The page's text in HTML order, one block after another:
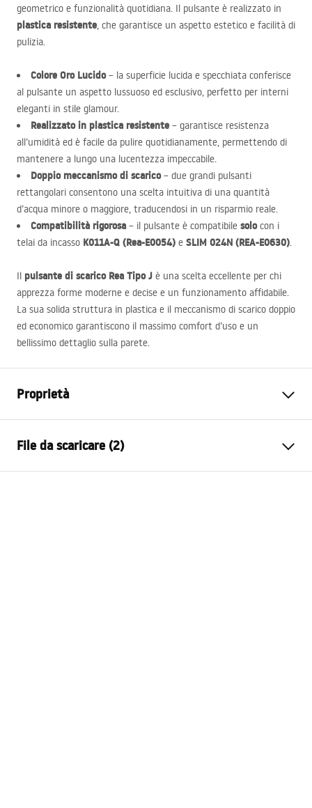
geometrico e funzionalità quotidiana. Il pulsante è realizzato in
plastica resistente, che garantisce un aspetto estetico e facilità di
pulizia.
Colore Oro Lucido– la superficie lucida e specchiata conferisce
al pulsante un aspetto lussuoso ed esclusivo, perfetto per interni
eleganti in stile glamour.
Realizzato in plastica resistente – garantisce resistenza
all’umidità ed è facile da pulire quotidianamente, permettendo di
mantenere a lungo una lucentezza impeccabile.
Doppio meccanismo di scarico– due grandi pulsanti
rettangolari consentono una scelta intuitiva di una quantità
d’acqua minore o maggiore, traducendosi in un risparmio reale.
Compatibilità rigorosa – il pulsante è compatibile solocon i
telai da incasso K011A-Q (Rea-E0054) e SLIM 024N (REA-E0630).
Il pulsante di scarico Rea Tipo J è una scelta eccellente per chi
apprezza forme moderne e decise e un funzionamento affidabile.
La sua solida struttura in plastica e il meccanismo di scarico doppio
ed economico garantiscono il massimo comfort d’uso e un
bellissimo dettaglio sulla parete.
Proprietà
Materiale
Altezza
165mm
File da scaricare (2)